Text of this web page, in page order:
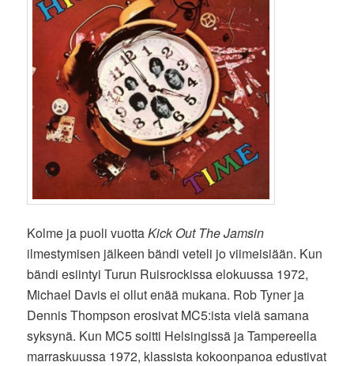
Kolme ja puoli vuottaKick Out The Jamsin
ilmestymisen jälkeen bändi veteli jo viimeisiään. Kun
bändi esiintyi Turun Ruisrockissa elokuussa 1972,
Michael Davis ei ollut enää mukana. Rob Tyner ja
Dennis Thompson erosivat MC5:ista vielä samana
syksynä. Kun MC5 soitti Helsingissä ja Tampereella
marraskuussa 1972, klassista kokoonpanoa edustivat